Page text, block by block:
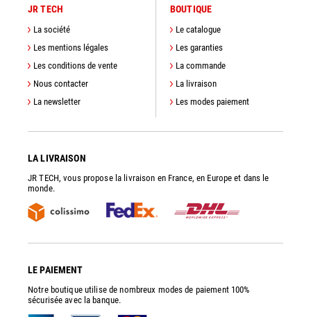
JR TECH
La société
Les mentions légales
Les conditions de vente
Nous contacter
La newsletter
BOUTIQUE
Le catalogue
Les garanties
La commande
La livraison
Les modes paiement
LA LIVRAISON
JR TECH, vous propose la livraison en France, en Europe et dans le
monde.
LE PAIEMENT
Notre boutique utilise de nombreux modes de paiement 100%
sécurisée avec la banque.